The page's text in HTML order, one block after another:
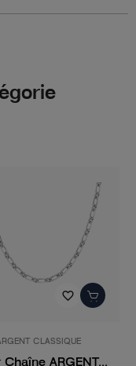
EDORA ARGENT
Collier Femme